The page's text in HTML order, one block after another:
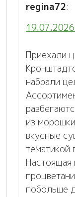
regina72:
Приехали
набрали
из
вкусные
тематикой
побольше